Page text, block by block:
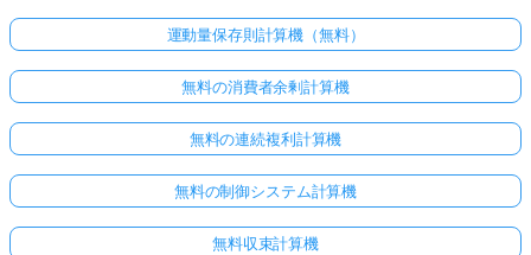
運動量保存則計算機（無料）
無料の消費者余剰計算機
無料の連続複利計算機
無料の制御システム計算機
無料収束計算機